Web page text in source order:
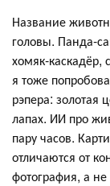
Название
головы. Панда-
хомяк-
я тоже
рэпера: золотая
лапах. ИИ про
пару часов.
отличаются от
фотография, а